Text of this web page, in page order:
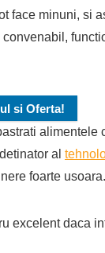
face minuni, si
si Oferta!
al
foarte usoara.
excelent daca